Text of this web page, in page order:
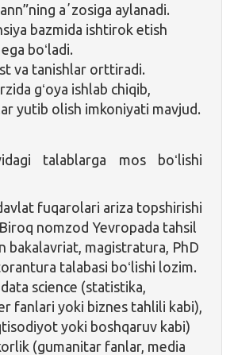
aʼzosiga aylanadi.
bazmida ishtirok etish
boʻladi.
va tanishlar orttiradi.
gʻoya ishlab chiqib,
yutib olish imkoniyati mavjud.
talablarga mos boʻlishi
fuqarolari ariza topshirishi
nomzod Yevropada tahsil
bakalavriat, magistratura, PhD
talabasi boʻlishi lozim.
science (statistika,
fanlari yoki biznes tahlili kabi),
yoki boshqaruv kabi)
(gumanitar fanlar, media